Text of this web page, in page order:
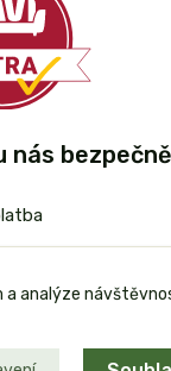
nás bezpečně
a analýze